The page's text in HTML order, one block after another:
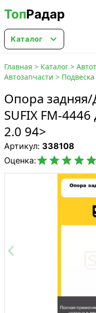
ТопРадар
Каталог 
Главная > Каталог >
Автозапчасти > Подвеска
Опора
SUFIX FM-4446
2.0 94>
Артикул: 338108
Оценка: